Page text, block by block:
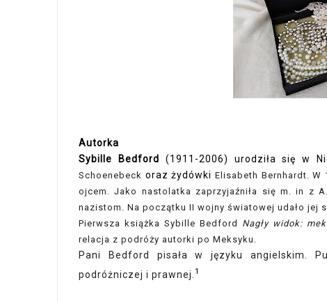
Autorka
Sybille Bedford (1911-2006) urodziła się w
Schoenebeck oraz żydówkiElisabeth Bernhardt.
ojcem. Jako nastolatka zaprzyjaźniła się m. in z
nazistom. Na początku II wojny światowej udało jej
Pierwsza książka Sybille Bedford Nagły widok:
relacja z podróży autorki po Meksyku.
Pani Bedford pisała w języku angielskim.
podróżniczej i prawnej. 1